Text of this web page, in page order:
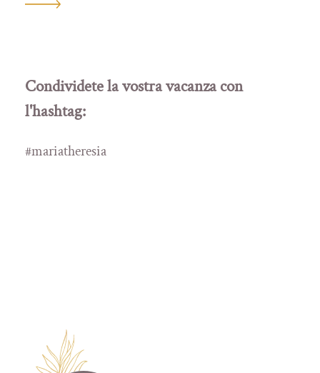
Condividete la vostra vacanza con
l'hashtag:
#mariatheresia